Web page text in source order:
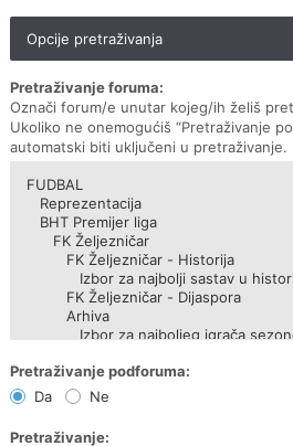
Opcije pretraživanja
Pretraživanje foruma:
Označi forum/e unutar kojeg/ih želiš
Ukoliko ne onemogućiš “Pretraživanje
automatski biti uključeni u pretraživanje.
Pretraživanje podforuma:
Da
Ne
Pretraživanje: